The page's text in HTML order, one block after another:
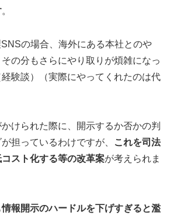
。
の場合、海外にある本社とのや
の分もさらにやり取りが煩雑になっ
験談）（実際にやってくれたのは代
けられた際に、開示するか否かの判
担っているわけですが、
これを司法
スト化する等の改革案が考えられま
情報開示のハードルを下げすぎると濫